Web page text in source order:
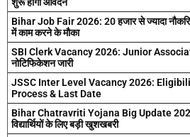
शुरू होगा आवेदन
Bihar Job Fair 2026: 20 हजार से ज्यादा
में काम करने के मौका
SBI Clerk Vacancy 2026: Junior
नोटिफिकेशन जारी
JSSC Inter Level Vacancy 2026:
Process & Last Date
Bihar Chatravriti Yojana Big Update 2026:
विद्यार्थियों के लिए बड़ी खुशखबरी